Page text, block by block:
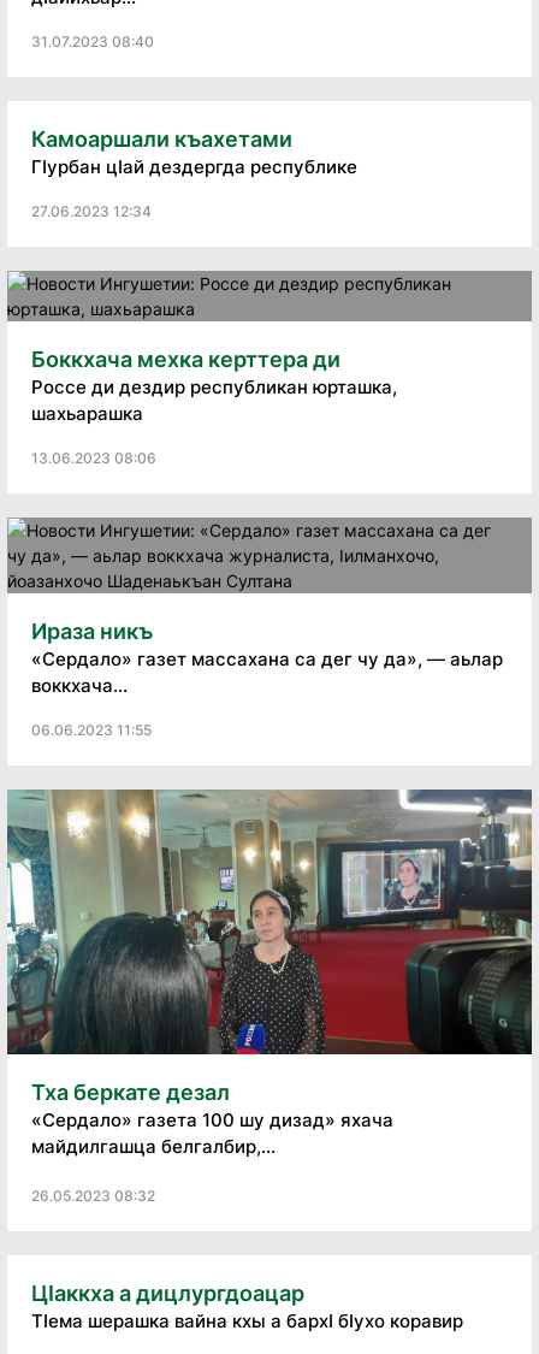
31.07.2023 08:40
Камоаршали къахетами
ГIурбан цIай дездергда республике
27.06.2023 12:34
Боккхача мехка керттера ди
Россе ди дездир республикан юрташка,
шахьарашка
13.06.2023 08:06
Ираза никъ
«Сердало» газет массахана са дег чу да», — аьлар
воккхача...
06.06.2023 11:55
Тха беркате дезал
«Сердало» газета 100 шу дизад» яхача
майдилгашца белгалбир,...
26.05.2023 08:32
ЦIаккха а дицлургдоацар
ТIема шерашка вайна кхы а бархI бIухо коравир